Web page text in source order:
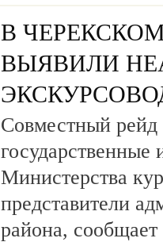
В
ВЫЯВИЛИ
Совместный рейд
государственные
Министерства
представители
района,